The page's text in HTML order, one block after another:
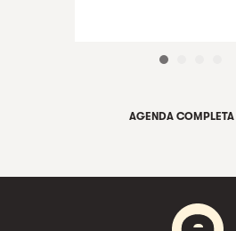
AGENDA COMPLETA